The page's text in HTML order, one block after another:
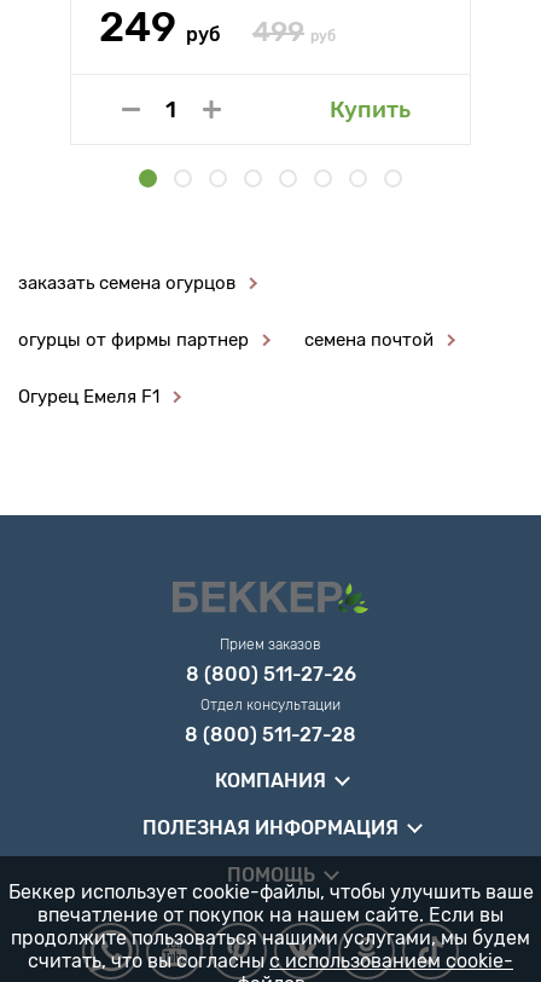
249 руб 499 руб
Купить
заказать семена огурцов
огурцы от фирмы партнер семена почтой
Огурец Емеля F1
Прием заказов
8 (800) 511-27-26
Отдел консультации
8 (800) 511-27-28
КОМПАНИЯ
ПОЛЕЗНАЯ ИНФОРМАЦИЯ
ПОМОЩЬ
Беккер использует cookie-файлы, чтобы улучшить ваше
впечатление от покупок на нашем сайте. Если вы
продолжите пользоваться нашими услугами, мы будем
считать, что вы согласны с использованием cookie-